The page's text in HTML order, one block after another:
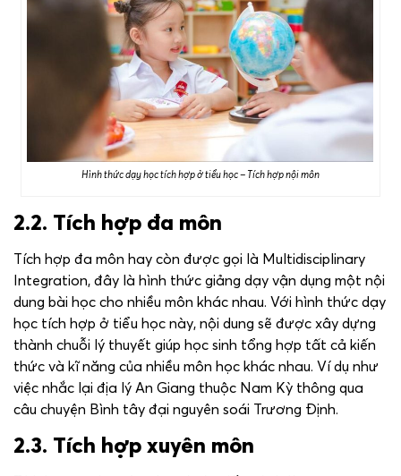
Hình thức dạy học tích hợp ở tiểu học – Tích hợp nội môn
2.2. Tích hợp đa môn
Tích hợp đa môn hay còn được gọi là Multidisciplinary
Integration, đây là hình thức giảng dạy vận dụng một nội
dung bài học cho nhiều môn khác nhau. Với hình thức dạy
học tích hợp ở tiểu học này, nội dung sẽ được xây dựng
thành chuỗi lý thuyết giúp học sinh tổng hợp tất cả kiến
thức và kĩ năng của nhiều môn học khác nhau. Ví dụ như
việc nhắc lại địa lý An Giang thuộc Nam Kỳ thông qua
câu chuyện Bình tây đại nguyên soái Trương Định.
2.3. Tích hợp xuyên môn